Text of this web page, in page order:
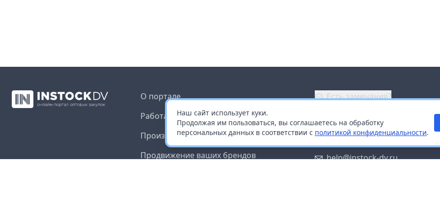
Наш сайт использует куки.
Продолжая им пользоваться, вы соглашаетесь на обработку
персональных данных в соответствии с политикой конфиденциальности.
О портале
Работа с платформой
Производителям и дистрибьюторам
Продвижение ваших брендов
Есть замечания?
Заказать звонок
help@instock-dv.ru